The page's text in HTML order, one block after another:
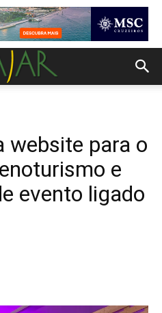
website para o
e
evento ligado